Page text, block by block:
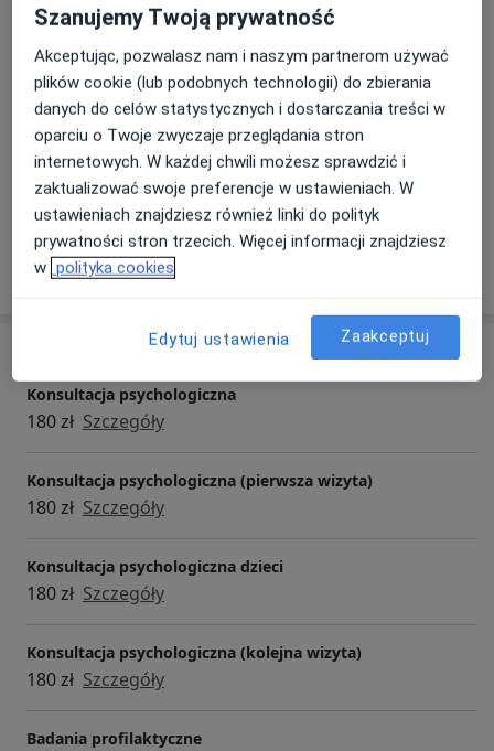
Aktualnie zdobywam wiedzę z zakresu zaburzeń
integracji sensorycznej na Studiach Podyplomowych
na kierunku "Integracja sensoryczna i
psychomotoryka".
Główne obszary pomocy
Zaburzenia emocjonalne
Zaburzenia lękowe
Bezsenność
Depresja Zaburzenia nastroju +5
Pacjenci których przyjmuję
Dorośli (Tylko pod niektórymi adresami)
Dzieci (Tylko pod niektórymi adresami)
Konsultacja psychologiczna
180 zł Szczegóły
Konsultacja psychologiczna (pierwsza wizyta)
180 zł Szczegóły
Konsultacja psychologiczna dzieci
180 zł Szczegóły
Konsultacja psychologiczna (kolejna wizyta)
180 zł Szczegóły
Badania profilaktyczne
Szanujemy Twoją prywatność
Akceptując, pozwalasz nam i naszym partnerom używać
plików cookie (lub podobnych technologii) do zbierania
danych do celów statystycznych i dostarczania treści w
oparciu o Twoje zwyczaje przeglądania stron
internetowych. W każdej chwili możesz sprawdzić i
zaktualizować swoje preferencje w ustawieniach. W
ustawieniach znajdziesz również linki do polityk
prywatności stron trzecich. Więcej informacji znajdziesz
w polityka cookies
Edytuj ustawienia Zaakceptuj